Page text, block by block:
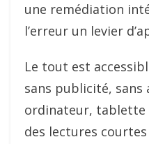
une remédiation
l’erreur un levier
Le tout est
sans publicité,
ordinateur,
des lectures